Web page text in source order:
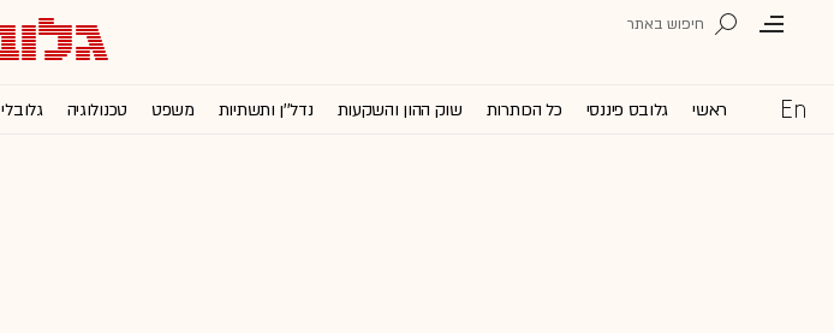
ראשי גלובס פיננסי כל הכותרות שוק ההון והשקעות נדל''ן ותשתיות משפט טכנולוגיה גלובלי